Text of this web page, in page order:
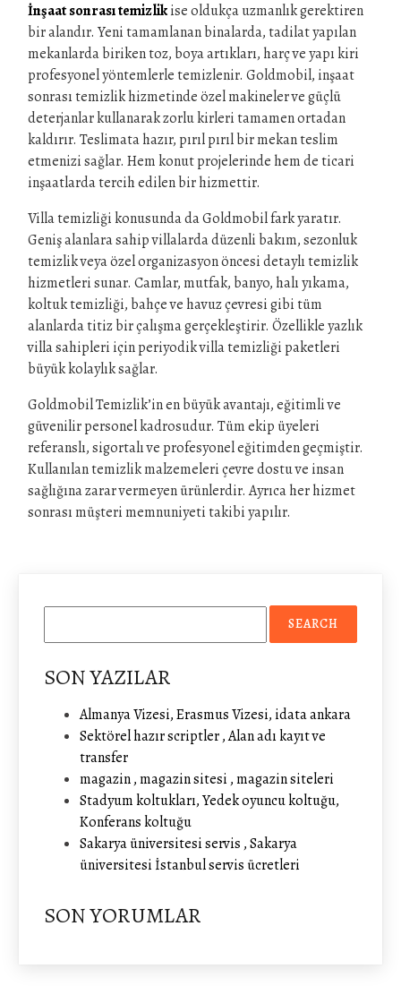
İnşaat sonrası temizlikise oldukça uzmanlık gerektiren
bir alandır. Yeni tamamlanan binalarda, tadilat yapılan
mekanlarda biriken toz, boya artıkları, harç ve yapı kiri
profesyonel yöntemlerle temizlenir. Goldmobil, inşaat
sonrası temizlik hizmetinde özel makineler ve güçlü
deterjanlar kullanarak zorlu kirleri tamamen ortadan
kaldırır. Teslimata hazır, pırıl pırıl bir mekan teslim
etmenizi sağlar. Hem konut projelerinde hem de ticari
inşaatlarda tercih edilen bir hizmettir.
Villa temizliği konusunda da Goldmobil fark yaratır.
Geniş alanlara sahip villalarda düzenli bakım, sezonluk
temizlik veya özel organizasyon öncesi detaylı temizlik
hizmetleri sunar. Camlar, mutfak, banyo, halı yıkama,
koltuk temizliği, bahçe ve havuz çevresi gibi tüm
alanlarda titiz bir çalışma gerçekleştirir. Özellikle yazlık
villa sahipleri için periyodik villa temizliği paketleri
büyük kolaylık sağlar.
Goldmobil Temizlik’in en büyük avantajı, eğitimli ve
güvenilir personel kadrosudur. Tüm ekip üyeleri
referanslı, sigortalı ve profesyonel eğitimden geçmiştir.
Kullanılan temizlik malzemeleri çevre dostu ve insan
sağlığına zarar vermeyen ürünlerdir. Ayrıca her hizmet
sonrası müşteri memnuniyeti takibi yapılır.
SON YAZILAR
Almanya Vizesi, Erasmus Vizesi, idata ankara
Sektörel hazır scriptler , Alan adı kayıt ve
transfer
magazin , magazin sitesi , magazin siteleri
Stadyum koltukları, Yedek oyuncu koltuğu,
Konferans koltuğu
Sakarya üniversitesi servis , Sakarya
üniversitesi İstanbul servis ücretleri
SON YORUMLAR